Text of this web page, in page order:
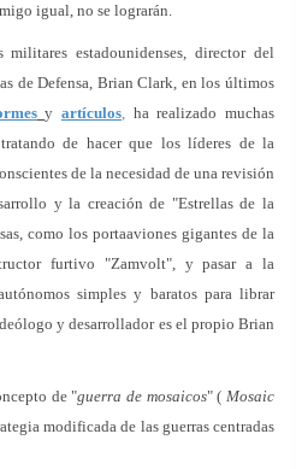
igual, no se lograrán.
estadounidenses, director del
de Defensa, Brian Clark, en los últimos
y artículos,ha realizado muchas
tratando de hacer que los líderes de la
de la necesidad de una revisión
y la creación de "Estrellas de la
como los portaaviones gigantes de la
furtivo "Zamvolt", y pasar a la
simples y baratos para librar
y desarrollador es el propio Brian
de "guerra de mosaicos" (Mosaic
modificada de las guerras centradas